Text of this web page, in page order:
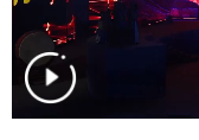
云南青年说